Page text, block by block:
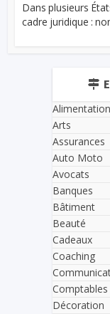
Dans plusieurs
cadre juridique :
Alimentation
Arts
Assurances
Auto Moto
Avocats
Banques
Bâtiment
Beauté
Cadeaux
Coaching
Comptables
Décoration